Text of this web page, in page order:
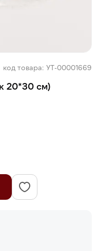
код товара: УТ-00001669
20*30 см)